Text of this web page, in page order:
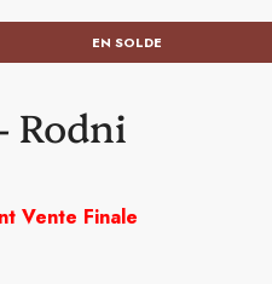
EN SOLDE
Rodni
Vente Finale